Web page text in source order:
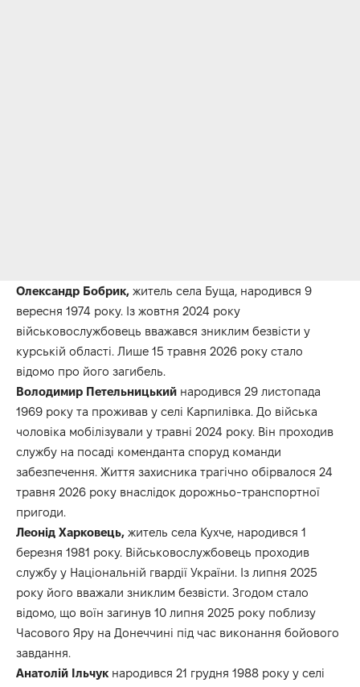
Олександр Бобрик, житель села Буща, народився 9
вересня 1974 року. Із жовтня 2024 року
військовослужбовець вважався зниклим безвісти у
курській області. Лише 15 травня 2026 року стало
відомо про його загибель.
Володимир Петельницький народився 29 листопада
1969 року та проживав у селі Карпилівка. До війська
чоловіка мобілізували у травні 2024 року. Він проходив
службу на посаді коменданта споруд команди
забезпечення. Життя захисника трагічно обірвалося 24
травня 2026 року внаслідок дорожньо-транспортної
пригоди.
Леонід Харковець, житель села Кухче, народився 1
березня 1981 року. Військовослужбовець проходив
службу у Національній гвардії України. Із липня 2025
року його вважали зниклим безвісти. Згодом стало
відомо, що воїн загинув 10 липня 2025 року поблизу
Часового Яру на Донеччині під час виконання бойового
завдання.
Анатолій Ільчук народився 21 грудня 1988 року у селі